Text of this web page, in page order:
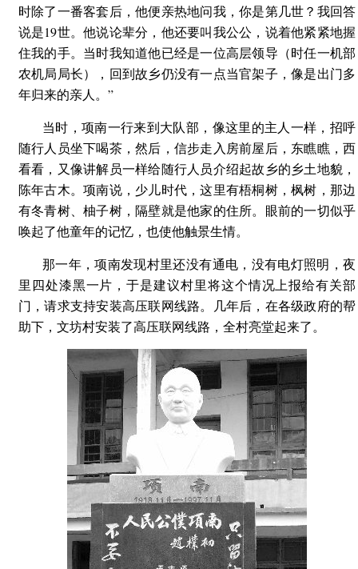
时除了一番客套后，他便亲热地问我，你是第几世？我回答
说是19世。他说论辈分，他还要叫我公公，说着他紧紧地握
住我的手。当时我知道他已经是一位高层领导（时任一机部
农机局局长），回到故乡仍没有一点当官架子，像是出门多
年归来的亲人。”
当时，项南一行来到大队部，像这里的主人一样，招呼
随行人员坐下喝茶，然后，信步走入房前屋后，东瞧瞧，西
看看，又像讲解员一样给随行人员介绍起故乡的乡土地貌，
陈年古木。项南说，少儿时代，这里有梧桐树，枫树，那边
有冬青树、柚子树，隔壁就是他家的住所。眼前的一切似乎
唤起了他童年的记忆，也使他触景生情。
那一年，项南发现村里还没有通电，没有电灯照明，夜
里四处漆黑一片，于是建议村里将这个情况上报给有关部
门，请求支持安装高压联网线路。几年后，在各级政府的帮
助下，文坊村安装了高压联网线路，全村亮堂起来了。